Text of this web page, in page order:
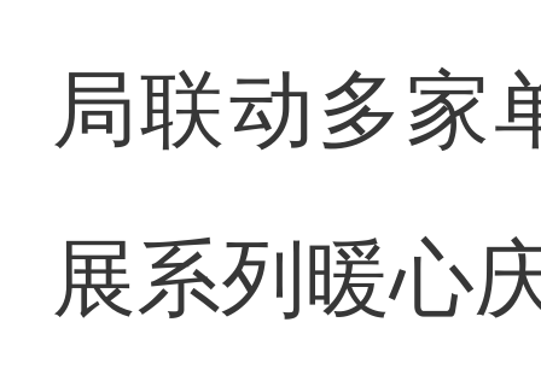
局联动多家
展系列暖心